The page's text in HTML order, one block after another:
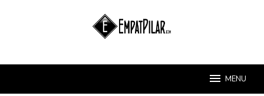
MENU